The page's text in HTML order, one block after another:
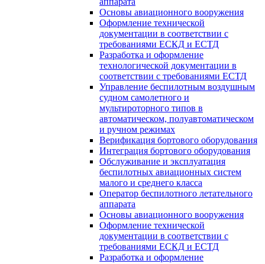
Основы авиационного вооружения
Оформление технической
документации в соответствии с
требованиями ЕСКД и ЕСТД
Разработка и оформление
технологической документации в
соответствии с требованиями ЕСТД
Управление беспилотным воздушным
судном самолетного и
мультироторного типов в
автоматическом, полуавтоматическом
и ручном режимах
Верификация бортового оборудования
Интеграция бортового оборудования
Обслуживание и эксплуатация
беспилотных авиационных систем
малого и среднего класса
Оператор беспилотного летательного
аппарата
Основы авиационного вооружения
Оформление технической
документации в соответствии с
требованиями ЕСКД и ЕСТД
Разработка и оформление